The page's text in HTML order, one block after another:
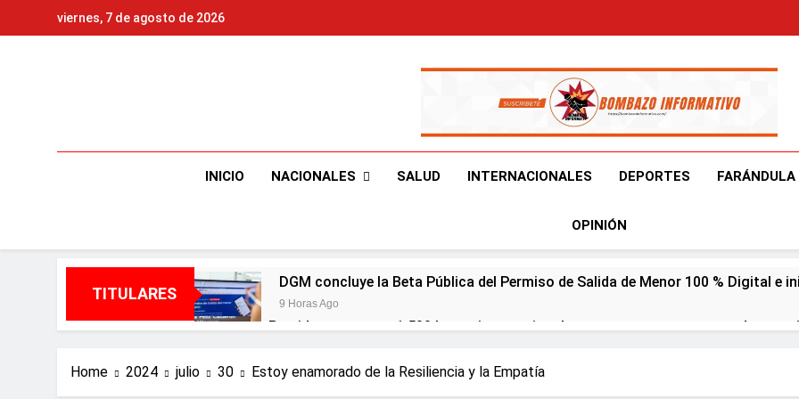
viernes, 7 de agosto de 2026
Bombazo
INICIO NACIONALES SALUD INTERNACIONALES DEPORTES FARÁNDULA
OPINIÓN
TITULARES
DGM concluye la Beta Pública del Permiso de Salida de Menor 100 % Digital
9 Horas Ago
Presidente entrega 1,500 becas internacionales para cursar programas de
10 Horas Ago
Star Sport desarrolla en Santiago la sexta jornada sobre Prevención de Lavado
Home 2024 julio 30 Estoy enamorado de la Resiliencia y la Empatía